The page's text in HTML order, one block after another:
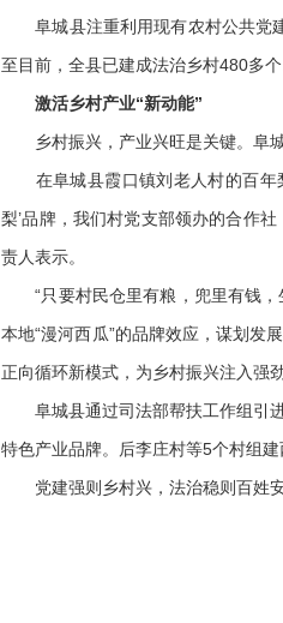
阜城县注重利用现有农村公共党建
至目前，全县已建成法治乡村480多
激活乡村产业“新动能”
乡村振兴，产业兴旺是关键。阜城
在阜城县霞口镇刘老人村的百年梨
梨’品牌，我们村党支部领办的合作
责人表示。
“只要村民仓里有粮，兜里有钱，
本地“漫河西瓜”的品牌效应，谋划发
正向循环新模式，为乡村振兴注入强劲
阜城县通过司法部帮扶工作组引进
特色产业品牌。后李庄村等5个村组
党建强则乡村兴，法治稳则百姓安